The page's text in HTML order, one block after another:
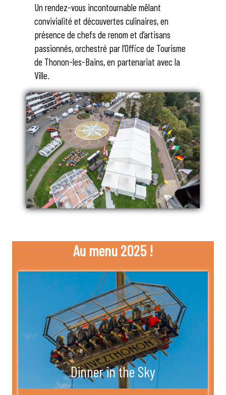
Un rendez-vous incontournable mêlant
convivialité et découvertes culinaires, en
présence de chefs de renom et d’artisans
passionnés, orchestré par l’Office de Tourisme
de Thonon-les-Bains, en partenariat avec la
Ville.
Au menu 2025 !
Dinner in the Sky